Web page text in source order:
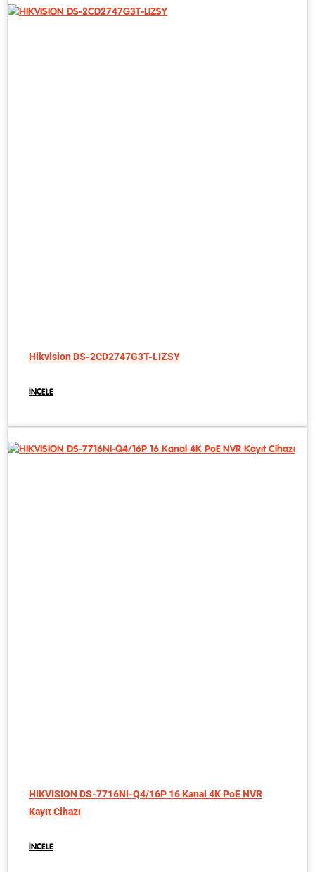
Hikvision DS-2CD2747G3T-LIZSY
İNCELE
HIKVISION DS-7716NI-Q4/16P 16 Kanal 4K PoE NVR
Kayıt Cihazı
İNCELE